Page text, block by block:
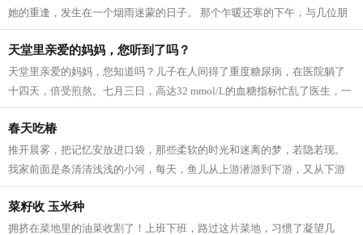
她的重逢，发生在一个烟雨迷蒙的日子。 那个乍暖还寒的下午，与几位朋
友一起驱车到三湾观光。虽然天气阴沉...
天堂里亲爱的妈妈，您听到了吗？
天堂里亲爱的妈妈，您知道吗？儿子在人间得了重度糖尿病，在医院躺了
十四天，倍受煎熬。七月三日，高达32 mmol/L的血糖指标忙乱了医生，一
连十二个小时的吊针打到第二天的凌晨一...
春天吃椿
推开晨雾，把记忆安放进口袋，那些柔软的时光和迷离的梦，若隐若现。
我家前面是条清清浅浅的小河，每天，鱼儿从上游潜游到下游，又从下游
逆流而上。春天河水澄澈无比，站在岸...
菜籽收 玉米种
拥挤在菜地里的油菜收割了！上班下班，路过这片菜地，习惯了凝望几